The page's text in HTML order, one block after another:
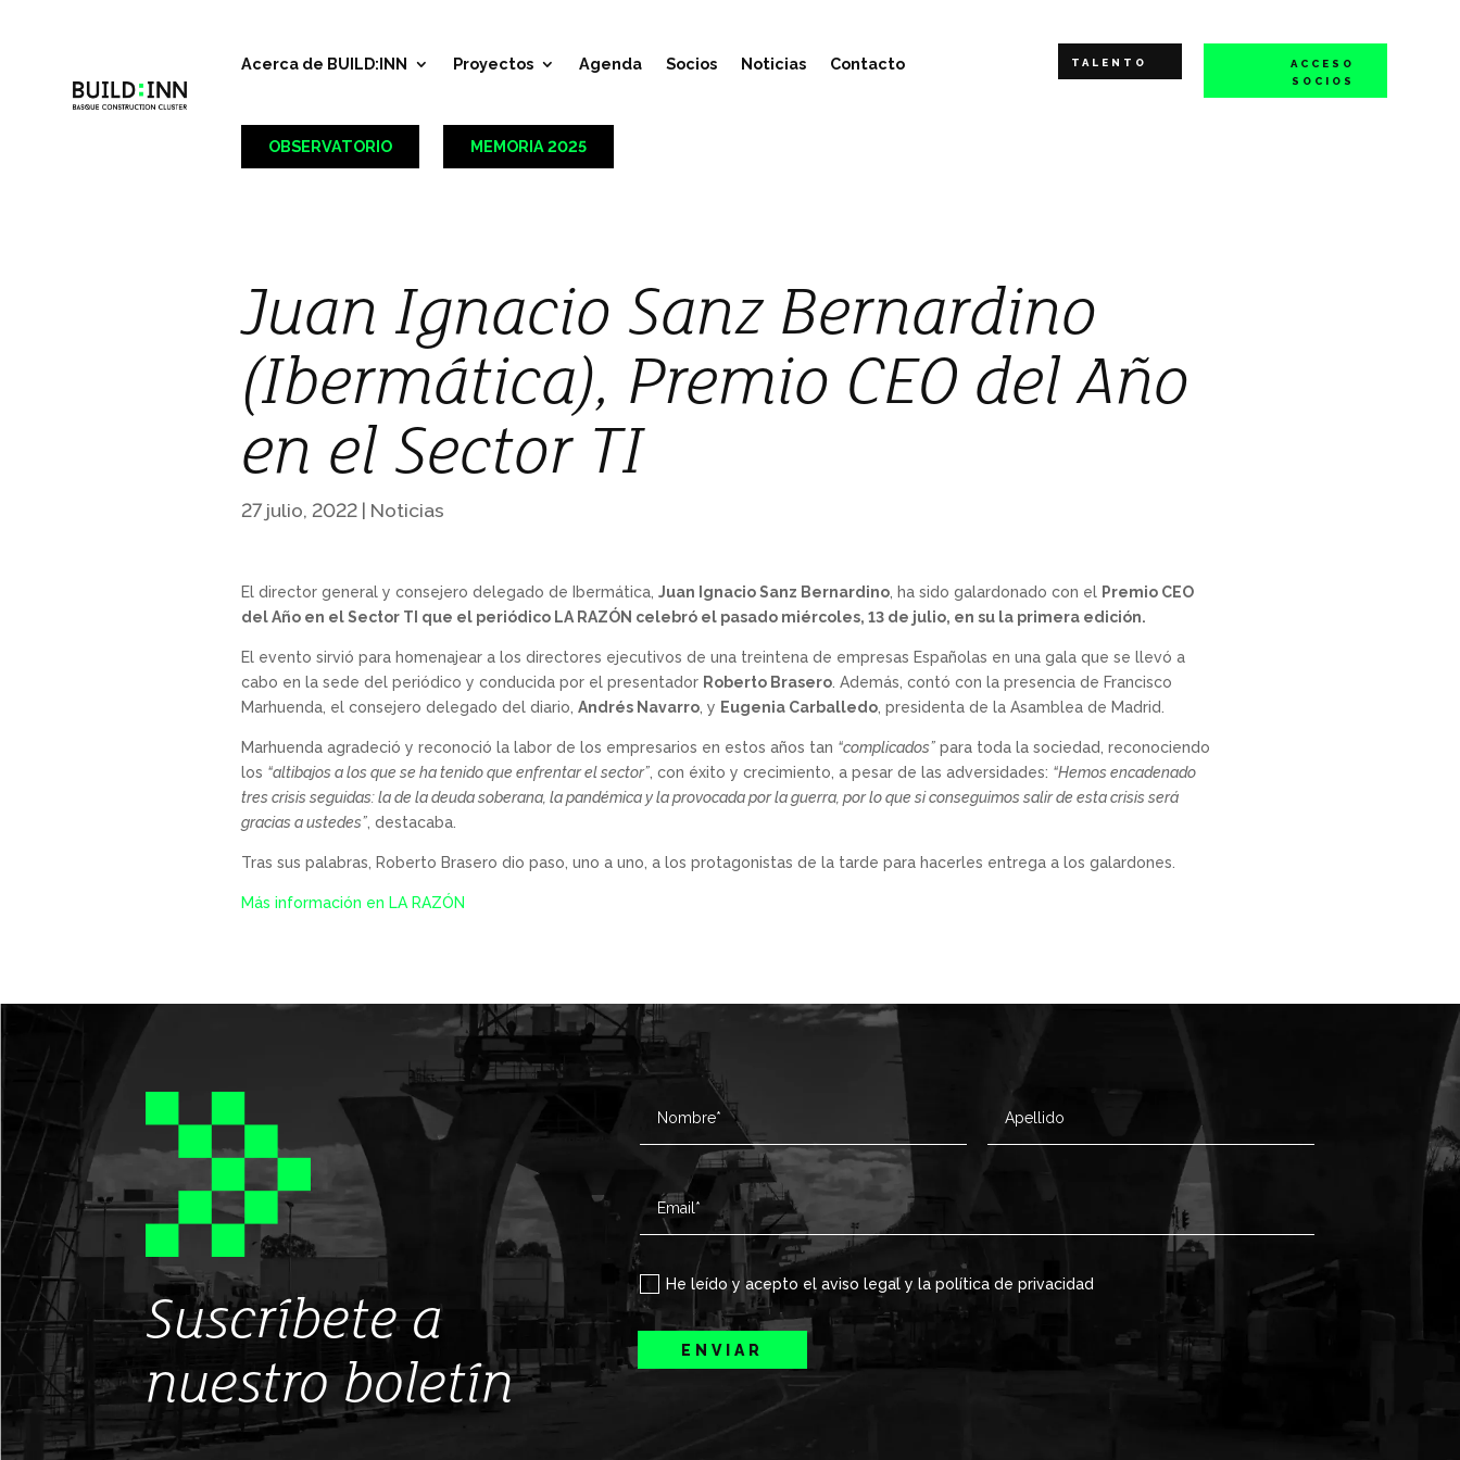
Acerca de BUILD:INN Proyectos Agenda Socios Noticias Contacto
OBSERVATORIO MEMORIA 2025
TALENTO
ACCESO
SOCIOS
Juan Ignacio Sanz Bernardino
(Ibermática), Premio CEO del Año
en el Sector TI
27 julio, 2022 | Noticias
El director general y consejero delegado de Ibermática, Juan Ignacio Sanz Bernardino, ha sido galardonado con el Premio CEO
del Año en el Sector TI que el periódico LA RAZÓN celebró el pasado miércoles, 13 de julio, en su la primera edición.
El evento sirvió para homenajear a los directores ejecutivos de una treintena de empresas Españolas en una gala que se llevó a
cabo en la sede del periódico y conducida por el presentador Roberto Brasero. Además, contó con la presencia de Francisco
Marhuenda, el consejero delegado del diario, Andrés Navarro, y Eugenia Carballedo, presidenta de la Asamblea de Madrid.
Marhuenda agradeció y reconoció la labor de los empresarios en estos años tan “complicados” para toda la sociedad, reconociendo
los “altibajos a los que se ha tenido que enfrentar el sector”, con éxito y crecimiento, a pesar de las adversidades: “Hemos encadenado
tres crisis seguidas: la de la deuda soberana, la pandémica y la provocada por la guerra, por lo que si conseguimos salir de esta crisis será
gracias a ustedes”, destacaba.
Tras sus palabras, Roberto Brasero dio paso, uno a uno, a los protagonistas de la tarde para hacerles entrega a los galardones.
Más información en LA RAZÓN
Suscríbete a
nuestro boletín
He leído y acepto el aviso legal y la política de privacidad
ENVIAR